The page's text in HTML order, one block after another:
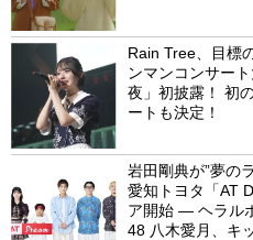
Rain Tree、目標
ンマンコンサー
夜」初披露！ 初
ートも決定！
岩田剛典が”夢の
愛知トヨタ「AT
ア開始 ― ヘラル
48 八木愛月、キ